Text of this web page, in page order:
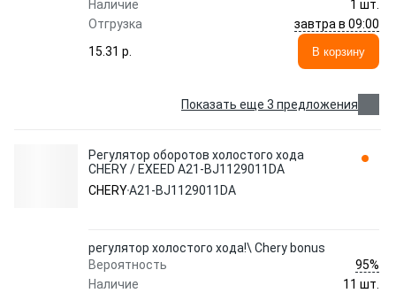
Наличие
1 шт.
Отгрузка
завтра в 09:00
15.31 p.
В корзину
Показать еще 3 предложения
Регулятор оборотов холостого хода
CHERY / EXEED A21-BJ1129011DA
CHERYA21-BJ1129011DA
регулятор холостого хода!\ Chery bonus
Вероятность
95%
Наличие
11 шт.